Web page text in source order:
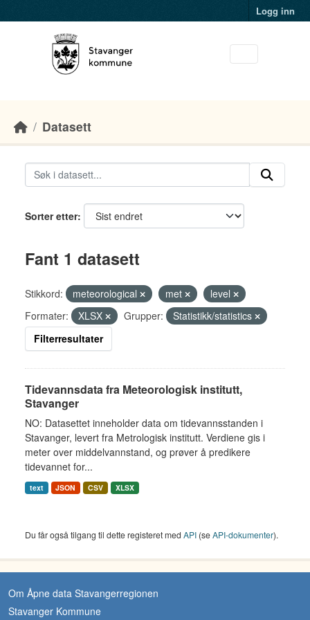
Logg inn
Datasett
Sorter etter
Fant 1 datasett
Stikkord: meteorological met
level
Formater:
XLSX Grupper:
Statistikk/statistics
Filterresultater
Tidevannsdata fra Meteorologisk institutt,
Stavanger
NO: Datasettet inneholder data om tidevannsstanden i
Stavanger, levert fra Metrologisk institutt. Verdiene gis i
meter over middelvannstand, og prøver å predikere
tidevannet for...
text JSON CSV XLSX
Du får også tilgang til dette registeret med API (seAPI-dokumenter).
Om Åpne data Stavangerregionen
Stavanger Kommune